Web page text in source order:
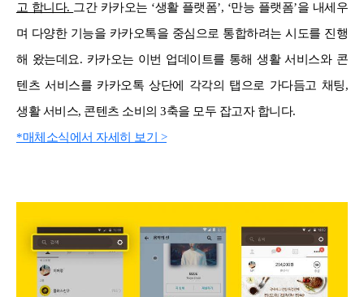
고 합니다. 그간 카카오는 ‘생활 플랫폼’, ‘만능 플랫폼’을 내세우
며 다양한 기능을 카카오톡을 중심으로 통합하려는 시도를 진행
해 왔는데요. 카카오는 이번 업데이트를 통해 생활 서비스와 콘
텐츠 서비스를 카카오톡 상단에 각각의 탭으로 가다듬고 채팅,
생활 서비스, 콘텐츠 소비의 3축을 모두 잡고자 합니다.
*매체소식에서 자세히 보기 >